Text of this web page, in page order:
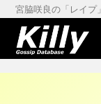
宮脇咲良の「レイプ